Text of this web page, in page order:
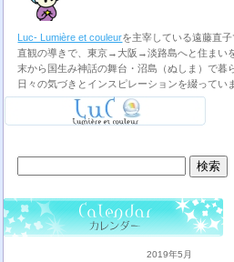
Luc- Lumière et couleurを主宰している遠藤直子
直観の導きで、東京→大阪→淡路島へと住まい
末から国生み神話の舞台・沼島（ぬしま）で暮
日々の気づきとインスピレーションを綴ってい
索:
2019年5月